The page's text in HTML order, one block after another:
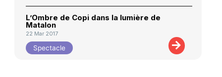
L’Ombre de Copi dans la lumière de
Matalon
22 Mar 2017
Spectacle